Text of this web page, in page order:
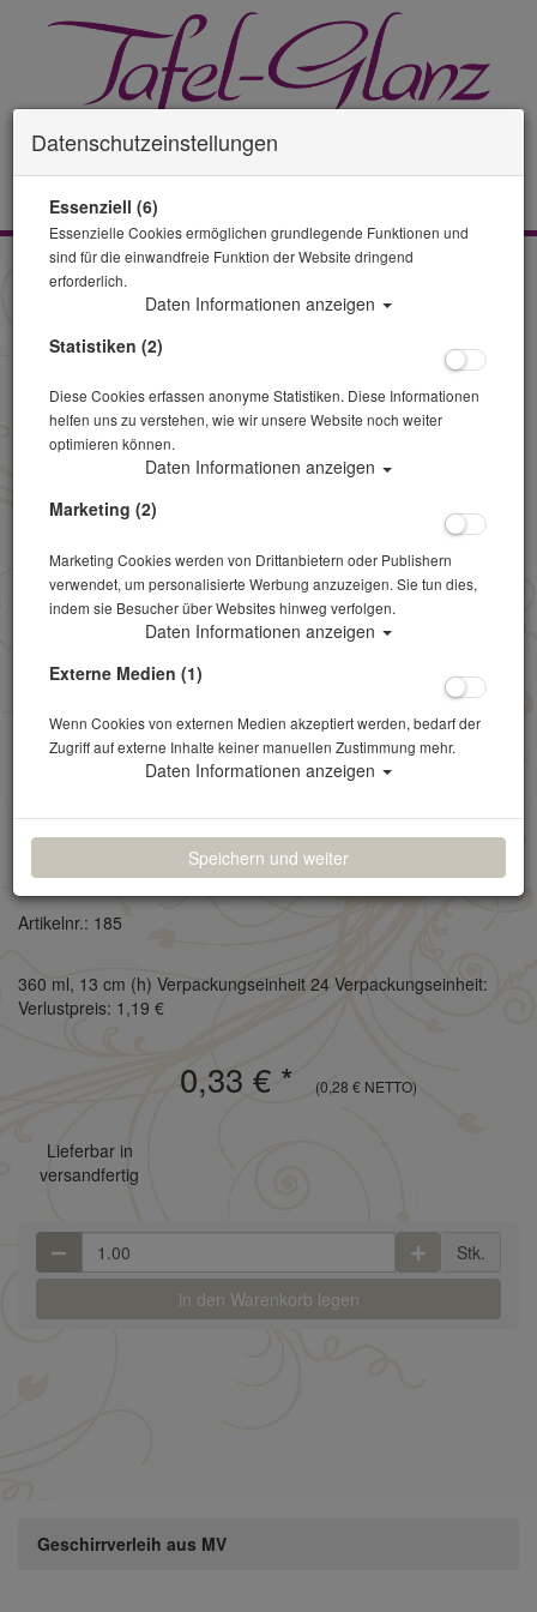
Zurück
Alle Artikel zeigen aus: Trinkgläser
Artikelnr.: 185
360 ml, 13 cm (h) Verpackungseinheit 24 Verpackungseinheit:
Verlustpreis: 1,19 €
0,33 € * (0,28 € NETTO)
Lieferbar in
versandfertig
Stk.
in den Warenkorb legen
Geschirrverleih aus MV
Datenschutzeinstellungen
Essenziell (6)
Essenzielle Cookies ermöglichen grundlegende Funktionen und
sind für die einwandfreie Funktion der Website dringend
erforderlich.
Daten Informationen anzeigen
Statistiken (2)
Diese Cookies erfassen anonyme Statistiken. Diese Informationen
helfen uns zu verstehen, wie wir unsere Website noch weiter
optimieren können.
Daten Informationen anzeigen
Marketing (2)
Marketing Cookies werden von Drittanbietern oder Publishern
verwendet, um personalisierte Werbung anzuzeigen. Sie tun dies,
indem sie Besucher über Websites hinweg verfolgen.
Daten Informationen anzeigen
Externe Medien (1)
Wenn Cookies von externen Medien akzeptiert werden, bedarf der
Zugriff auf externe Inhalte keiner manuellen Zustimmung mehr.
Daten Informationen anzeigen
Speichern und weiter